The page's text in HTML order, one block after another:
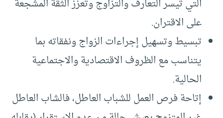
التي تيسر التعارف والتزاوج وتعزز الثقة المشجعة
على الاقتران.
تبسيط وتسهيل إجراءات الزواج ونفقاته بما
يتناسب مع الظروف الاقتصادية والاجتماعية
الحالية.
إتاحة فرص العمل للشباب العاطل، فالشاب العاطل